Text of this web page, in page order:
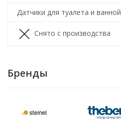
Датчики для туалета и ванной
Снято с производства
Бренды